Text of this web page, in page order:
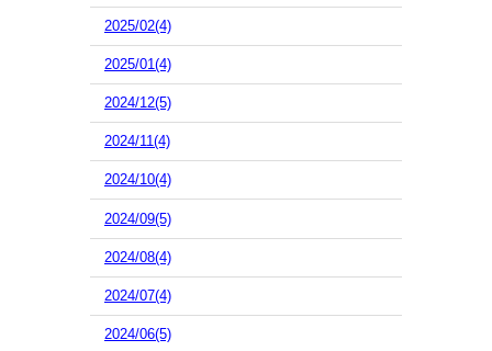
2025/02(4)
2025/01(4)
2024/12(5)
2024/11(4)
2024/10(4)
2024/09(5)
2024/08(4)
2024/07(4)
2024/06(5)